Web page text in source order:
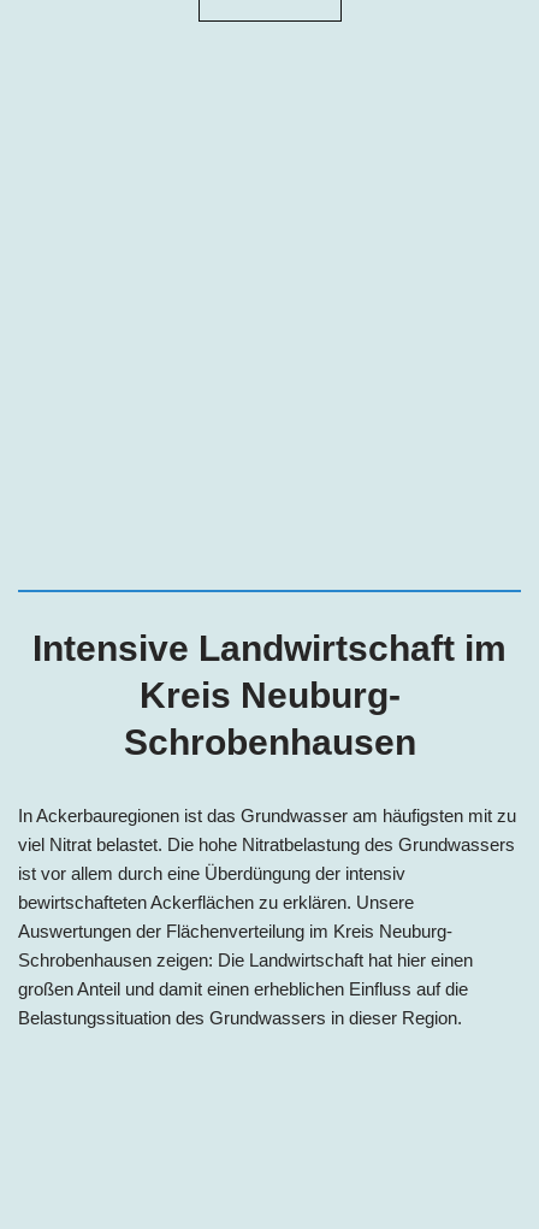
Intensive Landwirtschaft im
Kreis Neuburg-
Schrobenhausen
In Ackerbauregionen ist das Grundwasser am häufigsten mit zu
viel Nitrat belastet. Die hohe Nitratbelastung des Grundwassers
ist vor allem durch eine Überdüngung der intensiv
bewirtschafteten Ackerflächen zu erklären. Unsere
Auswertungen der Flächenverteilung im Kreis Neuburg-
Schrobenhausen zeigen: Die Landwirtschaft hat hier einen
großen Anteil und damit einen erheblichen Einfluss auf die
Belastungssituation des Grundwassers in dieser Region.